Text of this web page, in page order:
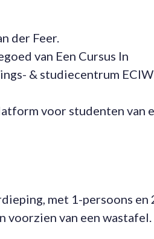
der Feer.
van Een Cursus In
& studiecentrum ECIW
voor studenten van
met 1-persoons en
voorzien van een wastafel.